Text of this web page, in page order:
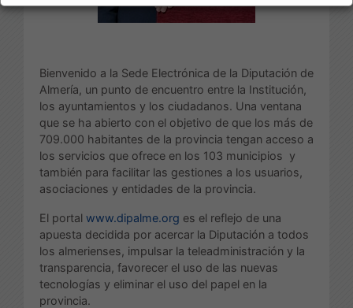
Bienvenido a la Sede Electrónica de la Diputación de
Almería, un punto de encuentro entre la Institución,
los ayuntamientos y los ciudadanos. Una ventana
que se ha abierto con el objetivo de que los más de
709.000 habitantes de la provincia tengan acceso a
los servicios que ofrece en los 103 municipios y
también para facilitar las gestiones a los usuarios,
asociaciones y entidades de la provincia.
El portal www.dipalme.org es el reflejo de una
apuesta decidida por acercar la Diputación a todos
los almerienses, impulsar la teleadministración y la
transparencia, favorecer el uso de las nuevas
tecnologías y eliminar el uso del papel en la
provincia.